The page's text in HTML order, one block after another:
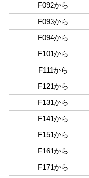
F092から
F093から
F094から
F101から
F111から
F121から
F131から
F141から
F151から
F161から
F171から